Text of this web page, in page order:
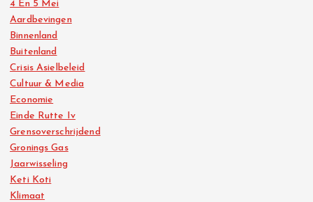
4 En 5 Mei
Aardbevingen
Binnenland
Buitenland
Crisis Asielbeleid
Cultuur & Media
Economie
Einde Rutte Iv
Grensoverschrijdend
Gronings Gas
Jaarwisseling
Keti Koti
Klimaat